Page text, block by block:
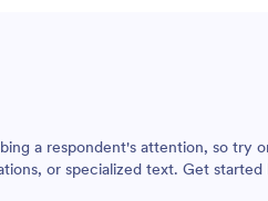
a respondent's attention, so try
or specialized text. Get